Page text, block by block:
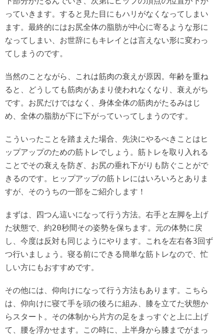
っていきます。すると見た目にもハリがなくなってしまい
ます。最終的にはお尻全体の脂肪が中心に寄るような形に
なってしまい、お世辞にもキレイとは言えない形に変わっ
てしまうのです。
当然のことながら、これは筋肉の衰えが原因。年齢を重ね
ると、どうしても筋肉があまり使われなくなり、衰えがち
です。お尻だけではなく、身体全体の筋肉がたるみはじ
め、全体の脂肪が下に下がっていってしまうのです。
こういったことを踏まえた場合、先決にやるべきことはヒ
ップアップのための筋トレでしょう。筋トレを取り入れる
ことでその衰えを防ぎ、お尻の垂れ下がりも防ぐことがで
きるのです。ヒップアップの筋トレにはいろいろとありま
すが、そのうちの一部をご紹介します！
まずは、四つん這いになって行う方法。右手と左脚を上げ
た状態で、約20秒間その姿勢を保ちます。元の体勢に戻
し、今度は反対も同じようにやります。これを左右各3回ず
つ行いましょう。寝る前にできる簡単な筋トレなので、忙
しい方にもおすすめです。
その他には、仰向けになって行う方法もあります。こちら
は、仰向けに寝て手を頭の後ろに組み、膝を立てた状態か
らスタート。その体制から片方の足をまっすぐと上に上げ
て、腰を浮かせます。この時に、上半身から膝までがまっ